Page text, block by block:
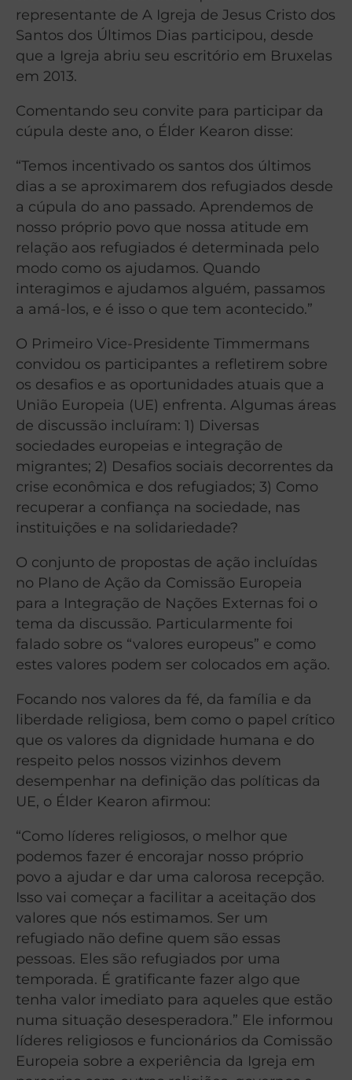
representante de A Igreja de Jesus Cristo dos
Santos dos Últimos Dias participou, desde
que a Igreja abriu seu escritório em Bruxelas
em 2013.
Comentando seu convite para participar da
cúpula deste ano, o Élder Kearon disse:
“Temos incentivado os santos dos últimos
dias a se aproximarem dos refugiados desde
a cúpula do ano passado. Aprendemos de
nosso próprio povo que nossa atitude em
relação aos refugiados é determinada pelo
modo como os ajudamos. Quando
interagimos e ajudamos alguém, passamos
a amá-los, e é isso o que tem acontecido.”
O Primeiro Vice-Presidente Timmermans
convidou os participantes a refletirem sobre
os desafios e as oportunidades atuais que a
União Europeia (UE) enfrenta. Algumas áreas
de discussão incluíram: 1) Diversas
sociedades europeias e integração de
migrantes; 2) Desafios sociais decorrentes da
crise econômica e dos refugiados; 3) Como
recuperar a confiança na sociedade, nas
instituições e na solidariedade?
O conjunto de propostas de ação incluídas
no Plano de Ação da Comissão Europeia
para a Integração de Nações Externas foi o
tema da discussão. Particularmente foi
falado sobre os “valores europeus” e como
estes valores podem ser colocados em ação.
Focando nos valores da fé, da família e da
liberdade religiosa, bem como o papel crítico
que os valores da dignidade humana e do
respeito pelos nossos vizinhos devem
desempenhar na definição das políticas da
UE, o Élder Kearon afirmou:
“Como líderes religiosos, o melhor que
podemos fazer é encorajar nosso próprio
povo a ajudar e dar uma calorosa recepção.
Isso vai começar a facilitar a aceitação dos
valores que nós estimamos. Ser um
refugiado não define quem são essas
pessoas. Eles são refugiados por uma
temporada. É gratificante fazer algo que
tenha valor imediato para aqueles que estão
numa situação desesperadora.” Ele informou
líderes religiosos e funcionários da Comissão
Europeia sobre a experiência da Igreja em